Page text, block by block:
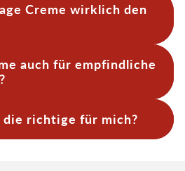
Creme wirklich den
gründlicher Fixierung
auch unter Belastung
Bewegung deutlich
auch für empfindliche
Serie ist dermatologisch
im medizinisch-
die richtige für mich?